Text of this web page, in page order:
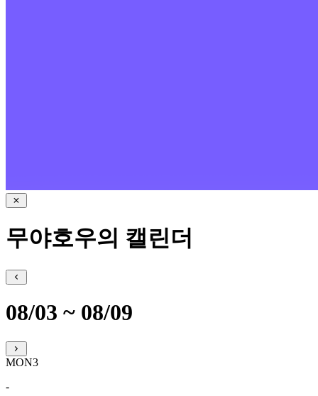
무야호우의 캘린더
08/03 ~ 08/09
MON3
-